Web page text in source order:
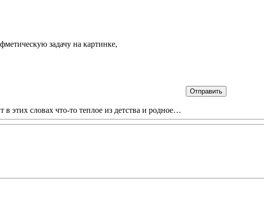
задачу на картинке,
этих словах что-то теплое из детства и родное…